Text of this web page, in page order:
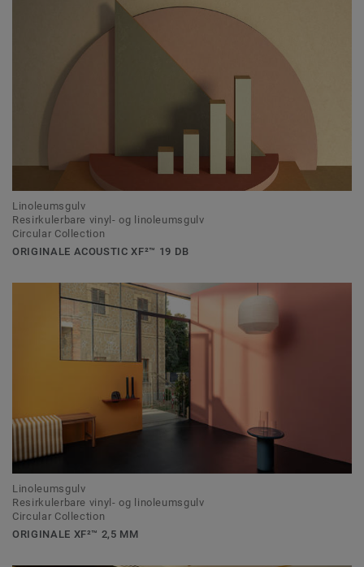
Linoleumsgulv
Resirkulerbare vinyl- og linoleumsgulv
Circular Collection
ORIGINALE ACOUSTIC XF²™ 19 DB
Linoleumsgulv
Resirkulerbare vinyl- og linoleumsgulv
Circular Collection
ORIGINALE XF²™ 2,5 MM